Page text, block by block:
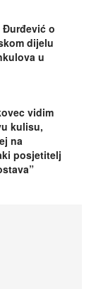
Đurđević o
dijelu
u
vidim
kulisu,
na
posjetitelj